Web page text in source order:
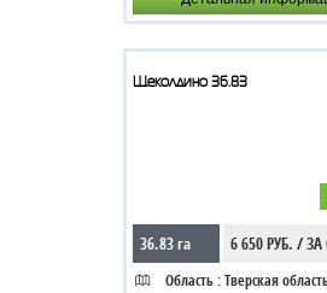
Щеколдино 36.83
36.83 га 6 650 РУБ. /
Область :Тверская